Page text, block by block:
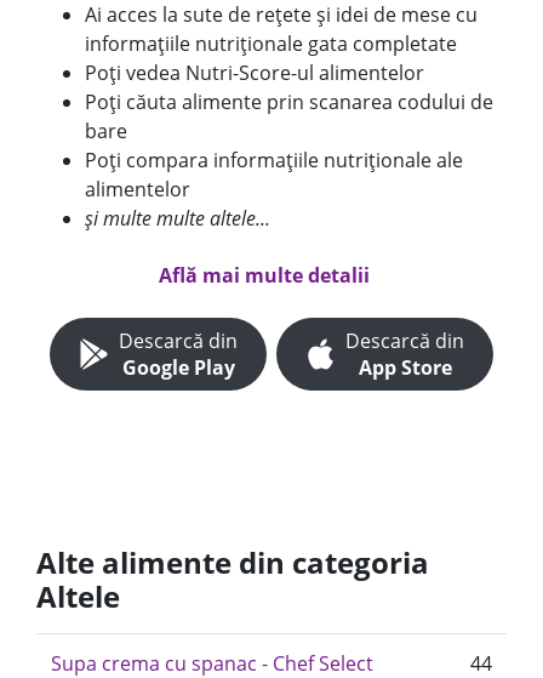
Ai acces la sute de rețete și idei de mese cu
informațiile nutriționale gata completate
Poți vedea Nutri-Score-ul alimentelor
Poți căuta alimente prin scanarea codului de
bare
Poți compara informațiile nutriționale ale
alimentelor
și multe multe altele...
Află mai multe detalii
Descarcă din
Google Play
Descarcă din
App Store
Alte alimente din categoria
Altele
Supa crema cu spanac - Chef Select
44